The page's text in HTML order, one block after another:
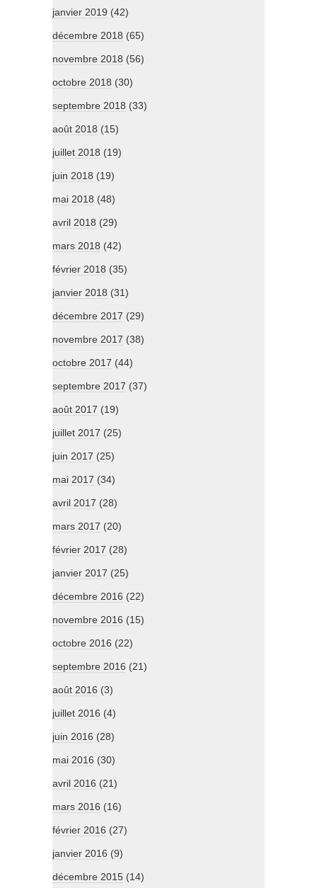
janvier 2019 (42)
décembre 2018 (65)
novembre 2018 (56)
octobre 2018 (30)
septembre 2018 (33)
août 2018 (15)
juillet 2018 (19)
juin 2018 (19)
mai 2018 (48)
avril 2018 (29)
mars 2018 (42)
février 2018 (35)
janvier 2018 (31)
décembre 2017 (29)
novembre 2017 (38)
octobre 2017 (44)
septembre 2017 (37)
août 2017 (19)
juillet 2017 (25)
juin 2017 (25)
mai 2017 (34)
avril 2017 (28)
mars 2017 (20)
février 2017 (28)
janvier 2017 (25)
décembre 2016 (22)
novembre 2016 (15)
octobre 2016 (22)
septembre 2016 (21)
août 2016 (3)
juillet 2016 (4)
juin 2016 (28)
mai 2016 (30)
avril 2016 (21)
mars 2016 (16)
février 2016 (27)
janvier 2016 (9)
décembre 2015 (14)